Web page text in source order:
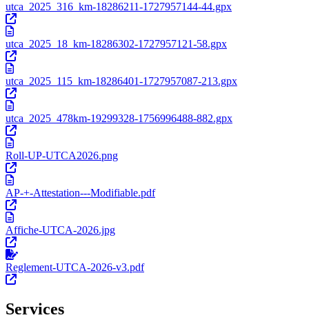
utca_2025_316_km-18286211-1727957144-44.gpx
utca_2025_18_km-18286302-1727957121-58.gpx
utca_2025_115_km-18286401-1727957087-213.gpx
utca_2025_478km-19299328-1756996488-882.gpx
Roll-UP-UTCA2026.png
AP-+-Attestation---Modifiable.pdf
Affiche-UTCA-2026.jpg
Reglement-UTCA-2026-v3.pdf
Services